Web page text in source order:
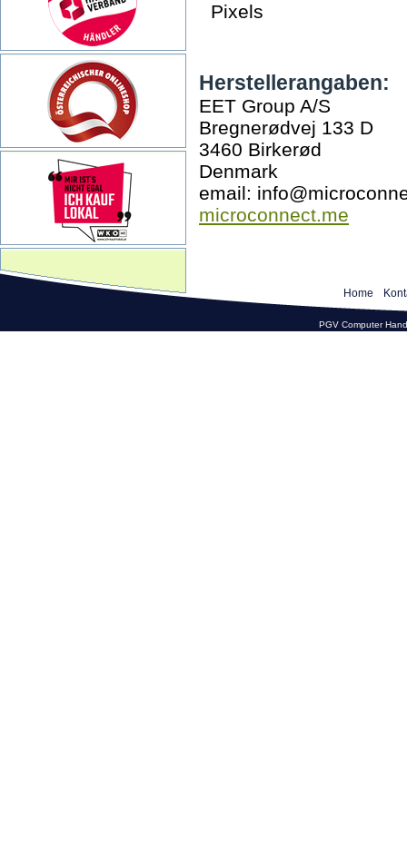
Pixels
Herstellerangaben:
EET Group A/S
Bregnerødvej 133 D
3460 Birkerød
Denmark
email:
microconnect.me
Home
PGV Computer